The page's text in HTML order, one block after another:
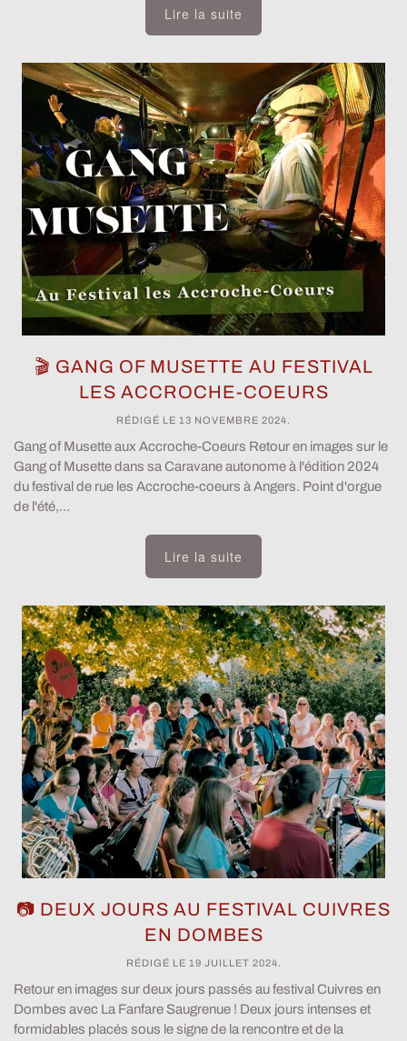
Lire la suite
🎬 GANG OF MUSETTE AU FESTIVAL
LES ACCROCHE-COEURS
RÉDIGÉ LE 13 NOVEMBRE 2024
Gang of Musette aux Accroche-Coeurs Retour en images sur le
Gang of Musette dans sa Caravane autonome à l'édition 2024
du festival de rue les Accroche-coeurs à Angers. Point d'orgue
de l'été,...
Lire la suite
📷 DEUX JOURS AU FESTIVAL CUIVRES
EN DOMBES
RÉDIGÉ LE 19 JUILLET 2024
Retour en images sur deux jours passés au festival Cuivres en
Dombes avec La Fanfare Saugrenue ! Deux jours intenses et
formidables placés sous le signe de la rencontre et de la